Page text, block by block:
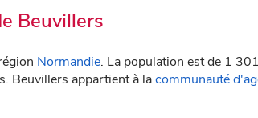
Beuvillers
Normandie. La population est de 1
Beuvillers appartient à lacommunauté